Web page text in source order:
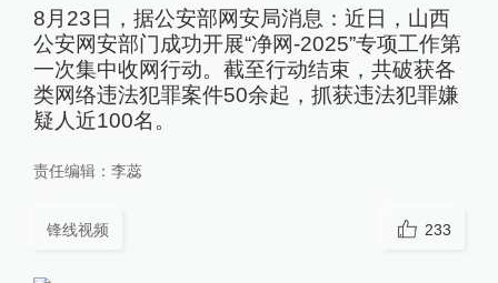
8月23日，据公安部网安局消息：近日，山西
公安网安部门成功开展“净网-2025”专项工作第
一次集中收网行动。截至行动结束，共破获各
类网络违法犯罪案件50余起，抓获违法犯罪嫌
疑人近100名。
责任编辑： 李蕊
锋线视频 233